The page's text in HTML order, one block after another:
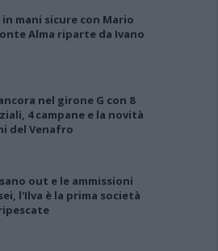
mani sicure con Mario
Alma riparte da Ivano
nel girone G con 8
4 campane e la novità
del Venafro
out e le ammissioni
l'Ilva è la prima società